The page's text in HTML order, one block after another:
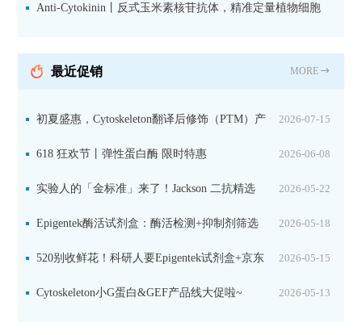
活细胞实验
Anti-Cytokinin丨反式玉米素核苷抗体，精准定量植物细胞
最近促销 MORE
2026-07-15
初夏盛惠，Cytoskeleton翻译后修饰（PTM）产
品线放价啦！ 2026-06-08
618 狂欢节丨弹性蛋白酶 限时特惠
2026-05-22
实验人的「金标准」来了！Jackson 二抗精选
限时一口价，手慢无！ 2026-05-18
Epigentek酶活试剂盒：酶活检测+抑制剂筛选
双赋能，下单即赠京东卡 2026-05-15
520别收鲜花！科研人要Epigentek试剂盒+京东
卡！ 2026-05-13
Cytoskeleton小G蛋白&GEF产品线大促啦~